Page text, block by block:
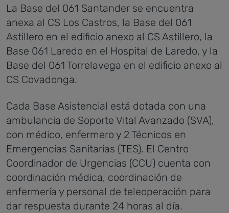
La Base del 061 Santander se encuentra
anexa al CS Los Castros, la Base del 061
Astillero en el edificio anexo al CS Astillero, la
Base 061 Laredo en el Hospital de Laredo, y la
Base del 061 Torrelavega en el edificio anexo al
CS Covadonga.
Cada Base Asistencial está dotada con una
ambulancia de Soporte Vital Avanzado (SVA),
con médico, enfermero y 2 Técnicos en
Emergencias Sanitarias (TES). El Centro
Coordinador de Urgencias (CCU) cuenta con
coordinación médica, coordinación de
enfermería y personal de teleoperación para
dar respuesta durante 24 horas al día.